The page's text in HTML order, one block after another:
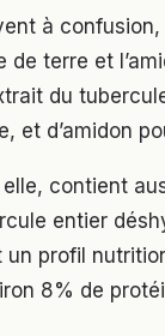
à
terre et
du
et d’amidon
contient
entier
profil
8% de